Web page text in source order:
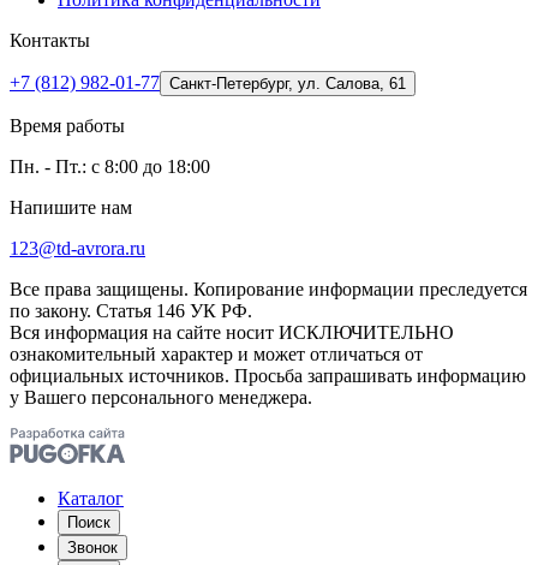
Контакты
+7 (812) 982-01-77 Санкт-Петербург, ул. Салова, 61
Время работы
Пн. - Пт.: с 8:00 до 18:00
Напишите нам
123@td-avrora.ru
Все права защищены. Копирование информации преследуется
по закону. Статья 146 УК РФ.
Вся информация на сайте носит ИСКЛЮЧИТЕЛЬНО
ознакомительный характер и может отличаться от
официальных источников. Просьба запрашивать информацию
у Вашего персонального менеджера.
Каталог
Поиск
Звонок